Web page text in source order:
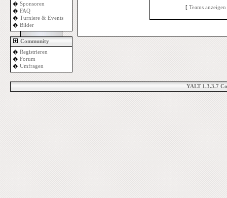
� Sponsoren
� FAQ
� Turniere & Events
� Bilder
Community
� Registrieren
� Forum
� Umfragen
[ Teams anzeigen
YALT 1.3.3.7